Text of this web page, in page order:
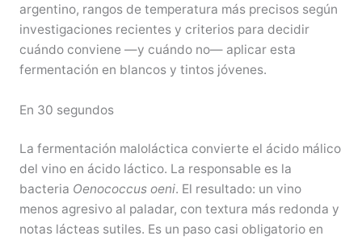
argentino, rangos de temperatura más precisos según
investigaciones recientes y criterios para decidir
cuándo conviene —y cuándo no— aplicar esta
fermentación en blancos y tintos jóvenes.
En 30 segundos
La fermentación maloláctica convierte el ácido málico
del vino en ácido láctico. La responsable es la
bacteria Oenococcus oeni. El resultado: un vino
menos agresivo al paladar, con textura más redonda y
notas lácteas sutiles. Es un paso casi obligatorio en